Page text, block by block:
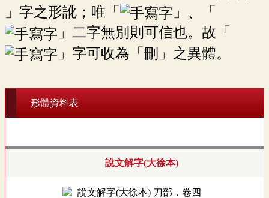
」字之形訛；唯「
」、「
」二字無別則可信也。故「
」字可收為「刪」之異體。
形體資料表
說文解字(大徐本)